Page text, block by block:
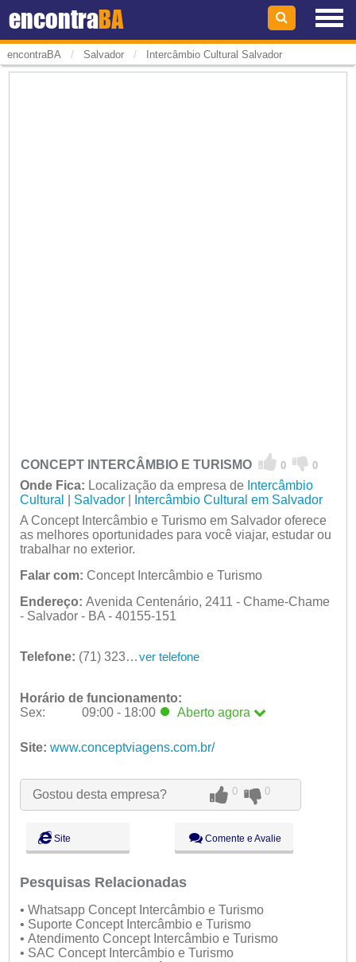
encontraBA
encontraBA / Salvador / Intercâmbio Cultural Salvador
CONCEPT INTERCÂMBIO E TURISMO 0 0
Onde Fica: Localização da empresa de Intercâmbio
Cultural
Salvador|
Intercâmbio Cultural em Salvador
A Concept Intercâmbio e Turismo em Salvador oferece
as melhores oportunidades para você viajar, estudar ou
trabalhar no exterior.
Falar com: Concept Intercâmbio e Turismo
Endereço: Avenida Centenário, 2411 - Chame-Chame
- Salvador - BA - 40155-151
Telefone: (71) 3235-1202 ver telefone
Horário de funcionamento:
Sex:
09:00 - 18:00 Aberto agora
Ter:
09:00 - 18:00
Qui:
09:00 - 18:00
Sex:
09:00 - 18:00 Abertoagora
Site: www.conceptviagens.com.br/
Gostou desta empresa? 0 0
Site Comente e Avalie
Pesquisas Relacionadas
• Whatsapp Concept Intercâmbio e Turismo
• Suporte Concept Intercâmbio e Turismo
• Atendimento Concept Intercâmbio e Turismo
• SAC Concept Intercâmbio e Turismo